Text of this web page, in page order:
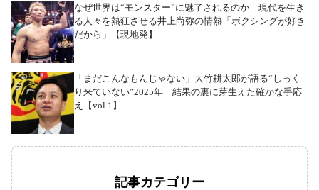
なぜ世界は“モンスター”に魅了されるのか 現代を生き
る人々を熱狂させる井上尚弥の情熱「ボクシングが好き
だから」【現地発】
「まだこんなもんじゃない」大竹耕太郎が語る“しっく
り来ていない”2025年 結果の裏に芽生えた確かな手応
え【vol.1】
記事カテゴリー